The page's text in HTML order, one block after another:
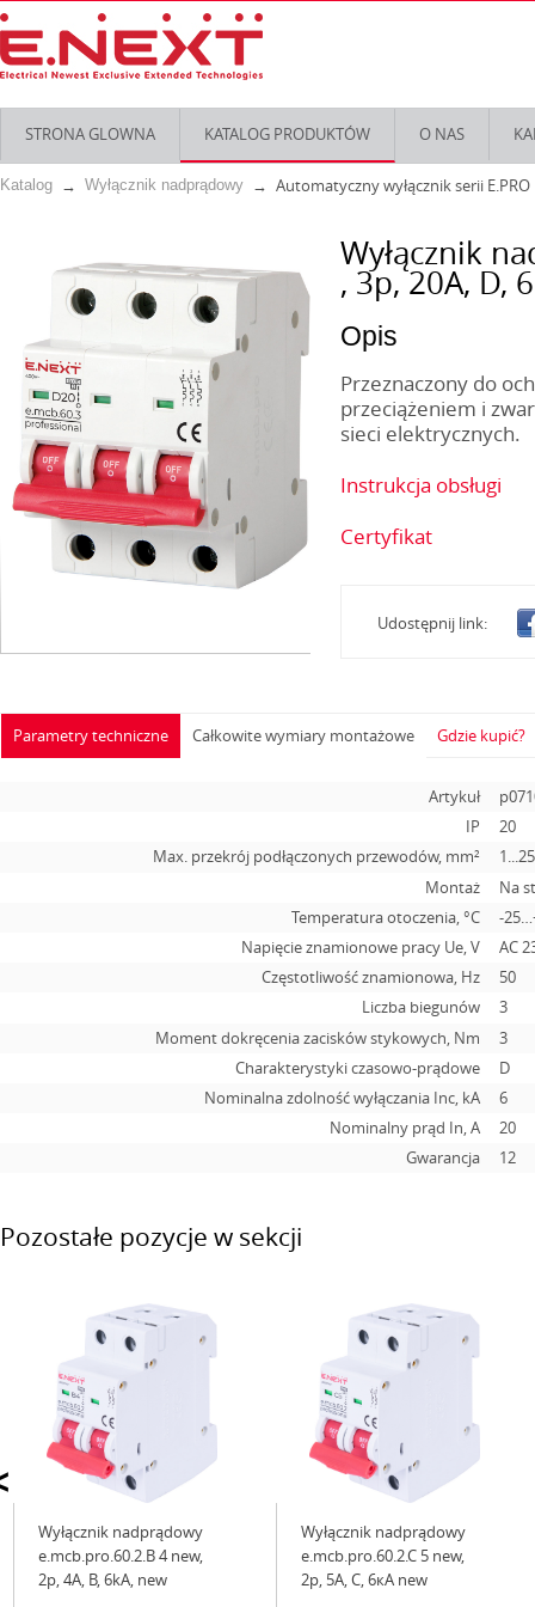
STRONA GLOWNA KATALOG PRODUKTÓW O NAS
Katalog Wyłącznik nadprądowy Automatyczny wyłącznik serii E.PRO
Wyłącznik
, 3р, 20А, D,
Opis
Przeznaczony do
przeciążeniem i
sieci elektrycznych.
Instrukcja obsługi
Certyfikat
Udostępnij link:
Parametry techniczne
Artykuł
IP
20
Max. przekrój podłączonych przewodów, mm²
1...25
Montaż
Na
Temperatura otoczenia, °С
-
Napięcie znamionowe pracy Ue, V
АС
Częstotliwość znamionowa, Hz
50
Liczba biegunów
3
Moment dokręcenia zacisków stykowych, Nm
3
Charakterystyki czasowo-prądowe
D
Nominalna zdolność wyłączania Inc, kA
6
Nominalny prąd In, А
20
Gwarancja
12
Całkowite wymiary montażowe Gdzie kupić?
Pozostałe pozycje w sekcji
Wyłącznik nadprądowy
e.mcb.pro.60.2.B 4 new,
2р, 4А, В, 6kА, new
Wyłącznik nadprądowy
e.mcb.pro.60.2.C 5 new,
2р, 5А, C, 6кА new